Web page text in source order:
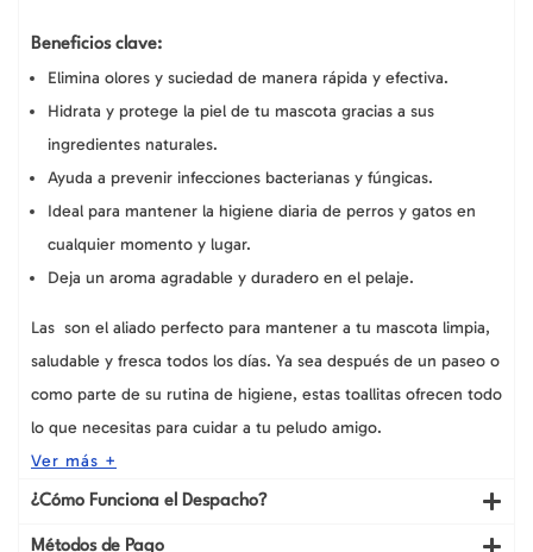
Beneficios clave:
Elimina olores y suciedad de manera rápida y efectiva.
Hidrata y protege la piel de tu mascota gracias a sus
ingredientes naturales.
Ayuda a prevenir infecciones bacterianas y fúngicas.
Ideal para mantener la higiene diaria de perros y gatos en
cualquier momento y lugar.
Deja un aroma agradable y duradero en el pelaje.
Las son el aliado perfecto para mantener a tu mascota limpia,
saludable y fresca todos los días. Ya sea después de un paseo o
como parte de su rutina de higiene, estas toallitas ofrecen todo
lo que necesitas para cuidar a tu peludo amigo.
Ver más +
¿Cómo Funciona el Despacho?
Métodos de Pago